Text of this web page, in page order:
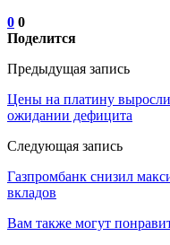
0 0
Поделится
Предыдущая запись
Цены на платину
ожидании дефицита
Следующая запись
Газпромбанк снизил
вкладов
Вам также могут